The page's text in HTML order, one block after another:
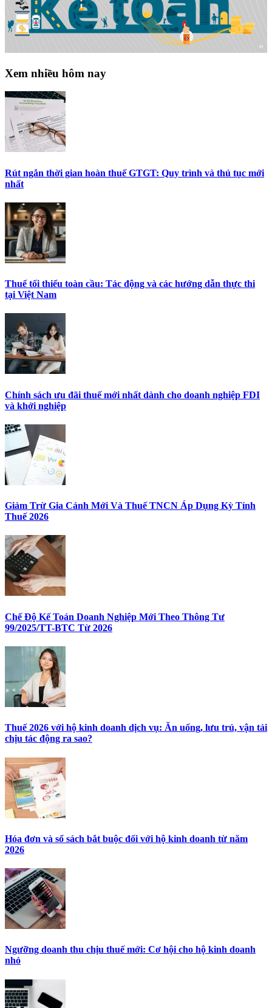
Xem nhiều hôm nay
Rút ngắn thời gian hoàn thuế GTGT: Quy trình và thủ tục mới
nhất
Thuế tối thiểu toàn cầu: Tác động và các hướng dẫn thực thi
tại Việt Nam
Chính sách ưu đãi thuế mới nhất dành cho doanh nghiệp FDI
và khởi nghiệp
Giảm Trừ Gia Cảnh Mới Và Thuế TNCN Áp Dụng Kỳ Tính
Thuế 2026
Chế Độ Kế Toán Doanh Nghiệp Mới Theo Thông Tư
99/2025/TT-BTC Từ 2026
Thuế 2026 với hộ kinh doanh dịch vụ: Ăn uống, lưu trú, vận tải
chịu tác động ra sao?
Hóa đơn và sổ sách bắt buộc đối với hộ kinh doanh từ năm
2026
Ngưỡng doanh thu chịu thuế mới: Cơ hội cho hộ kinh doanh
nhỏ